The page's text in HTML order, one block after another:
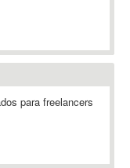
para freelancers